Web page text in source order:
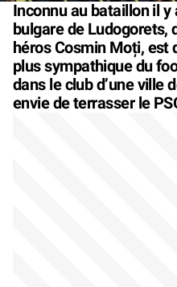
Inconnu au bataillon il
bulgare de Ludogorets,
héros Cosmin Moți, est
plus sympathique du
dans le club d’une ville
envie de terrasser le